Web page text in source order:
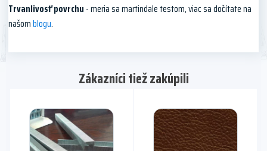
Trvanlivosť povrchu - meria sa martindale testom, viac sa dočítate na
našomblogu.
Zákazníci tiež zakúpili
This
product
has